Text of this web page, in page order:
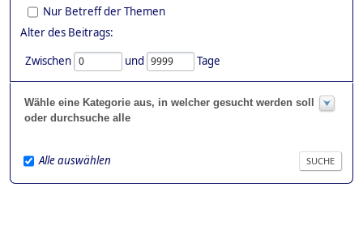
Nur Betreff der Themen
Alter des Beitrags:
Zwischen
und Tage
Wähle eine Kategorie aus, in welcher gesucht werden soll
oder durchsuche alle
Alle auswählen